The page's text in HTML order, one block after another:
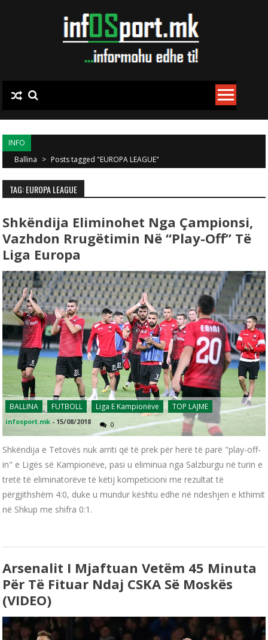
INFO
Ballina > Posts tagged "EUROPA LEAGUE"
TAG: EUROPA LEAGUE
Shkëndija Eliminohet Nga Çampionsi,
Vazhdon Rrugëtimin Në “play-Off” Të
Liga Europa
BALLINA FUTBOLL Liga E Kampionëve TOP LAJME
infosport.mk - 15/08/2018 0
Shkëndija e Tetovës nuk arriti që të prek për herë të parë "play-off-
in" e Ligës së Kampionëve, pasi u eliminua nga Salzburgu në turin e
tretë të eliminatorëve të këtij kompeticioni me rezultat të
përgjithshëm 4:0, duke u mundur kështu edhe në ndeshjen e kthimit
në Shkup me shifra 0:1.
Arsenalit I Mjaftuan Vetëm 45 Minuta
Për Të Fituar Ndaj CSKA Së Moskës
(VIDEO)